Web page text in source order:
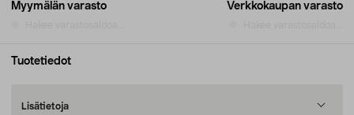
Myymälän varasto Verkkokaupan varasto
Tuotetiedot
Lisätietoja